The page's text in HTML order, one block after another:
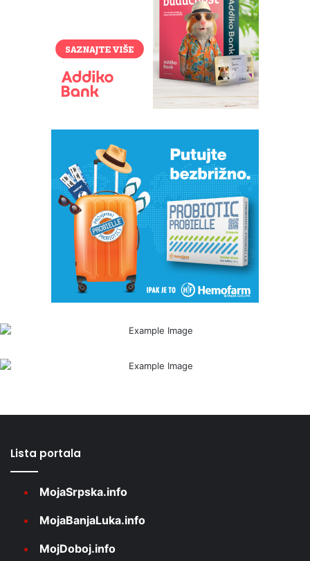
Lista portala
MojaSrpska.info
MojaBanjaLuka.info
MojDoboj.info